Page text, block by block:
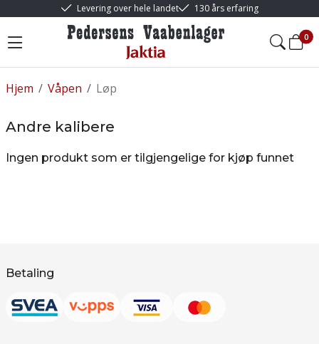
Levering over hele landet 130 års erfaring
0
/
Hjem /
Våpen Løp
Andre kalibere
Ingen produkt som er tilgjengelige for kjøp funnet
Betaling